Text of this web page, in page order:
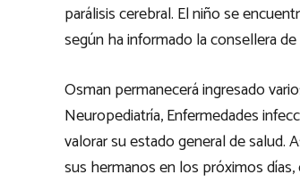
parálisis cerebral. El niño se
según ha informado la consellera
Osman permanecerá ingresado
Neuropediatría, Enfermedades
valorar su estado general de salud.
sus hermanos en los próximos